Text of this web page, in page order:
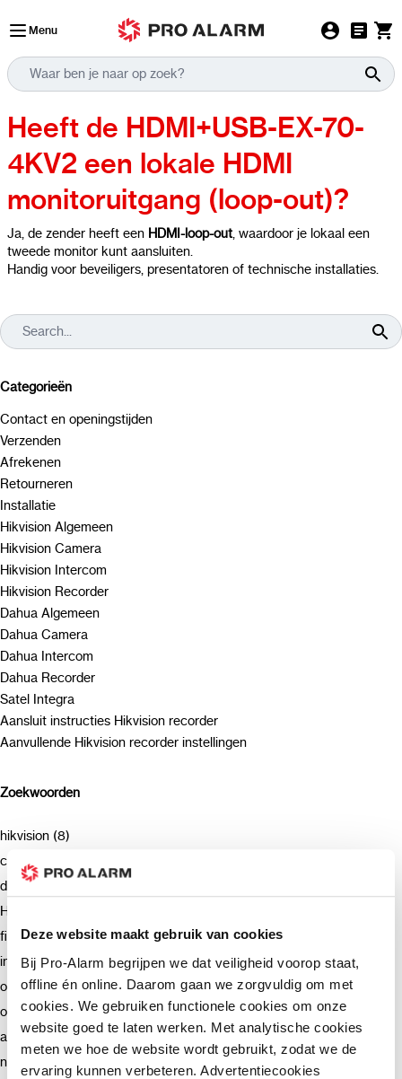
Deze website maakt gebruik van cookies
Bij Pro-Alarm begrijpen we dat veiligheid voorop staat,
offline én online. Daarom gaan we zorgvuldig om met
cookies. We gebruiken functionele cookies om onze
website goed te laten werken. Met analytische cookies
meten we hoe de website wordt gebruikt, zodat we de
ervaring kunnen verbeteren. Advertentiecookies
Menu
Heeft de HDMI+USB-EX-70-
4KV2 een lokale HDMI
monitoruitgang (loop-out)?
Ja, de zender heeft een HDMI-loop-out, waardoor je lokaal een
tweede monitor kunt aansluiten.
Handig voor beveiligers, presentatoren of technische installaties.
Categorieën
Contact en openingstijden
Verzenden
Afrekenen
Retourneren
Installatie
Hikvision Algemeen
Hikvision Camera
Hikvision Intercom
Hikvision Recorder
Dahua Algemeen
Dahua Camera
Dahua Intercom
Dahua Recorder
Satel Integra
Aansluit instructies Hikvision recorder
Aanvullende Hikvision recorder instellingen
Zoekwoorden
hikvision (8)
camera (7)
deurbel (4)
Hikvision (3)
firmware (3)
installatie (2)
ondersteuning (2)
opnemen (2)
advies (2)
netwerkrecorder (2)